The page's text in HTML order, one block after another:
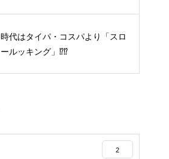
時代はタイパ・コスパより「スロ
ールッキング」⁉︎⁉︎
2